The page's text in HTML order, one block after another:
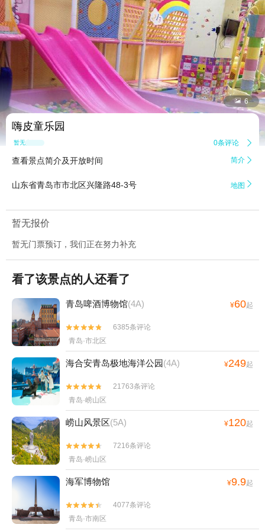
 6
嗨皮童乐园
暂无点评 0条评论 
查看景点简介及开放时间 简介 
山东省青岛市市北区兴隆路48-3号 地图 
暂无报价
暂无门票预订，我们正在努力补充
看了该景点的人还看了
青岛啤酒博物馆(4A) ¥60起


6385条评论
青岛·市北区
海合安青岛极地海洋公园(4A) ¥249起


21763条评论
青岛·崂山区
崂山风景区(5A) ¥120起


7216条评论
青岛·崂山区
海军博物馆 ¥9.9起


4077条评论
青岛·市南区
